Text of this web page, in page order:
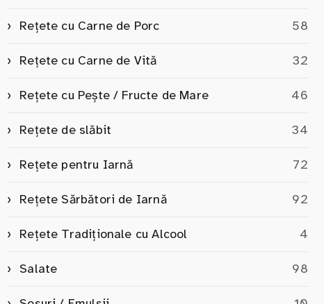
Rețete cu Carne de Porc 58
Rețete cu Carne de Vită 32
Rețete cu Pește / Fructe de Mare 46
Rețete de slăbit 34
Rețete pentru Iarnă 72
Rețete Sărbători de Iarnă 92
Rețete Tradiționale cu Alcool 4
Salate 98